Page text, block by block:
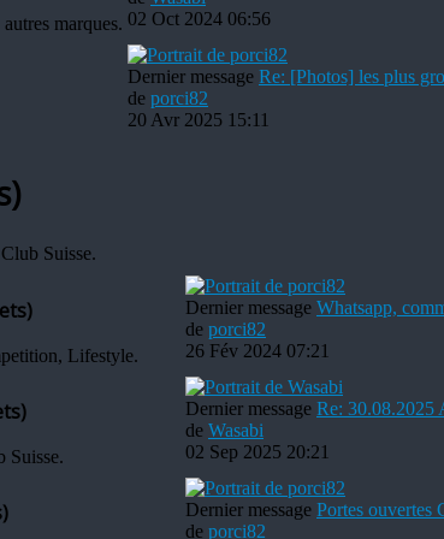
marques. 02 Oct 2024 06:56
Dernier message Re: [Photos] les plus
de porci82
20 Avr 2025 15:11
Suisse.
Lifestyle.
Dernier message Whatsapp,
de porci82
26 Fév 2024 07:21
Suisse.
Dernier message Re: 30.08.2025
de Wasabi
02 Sep 2025 20:21
Dernier message Portes
de porci82